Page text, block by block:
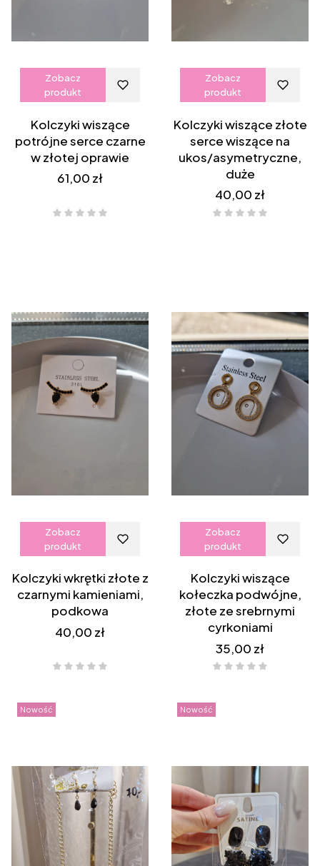
Zobacz
produkt
Kolczyki wiszące
potrójne serce czarne
w złotej oprawie
Cena
61,00 zł
Zobacz
produkt
Kolczyki wiszące złote
serce wiszące na
ukos/asymetryczne,
duże
Cena
40,00 zł
Zobacz
produkt
Kolczyki wkrętki złote z
czarnymi kamieniami,
podkowa
Cena
40,00 zł
Zobacz
produkt
Kolczyki wiszące
kołeczka podwójne,
złote ze srebrnymi
cyrkoniami
Cena
35,00 zł
Nowość Nowość